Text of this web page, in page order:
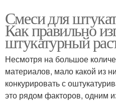
Смеси для
Как правильно
штукатурный
Несмотря на большое
материалов, мало какой из
конкурировать с
это рядом факторов, одним